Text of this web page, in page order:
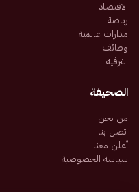
الاقتصاد
رياضة
مدارات عالمية
وظائف
الترفيه
الصحيفة
من نحن
اتصل بنا
أعلن معنا
سياسة الخصوصية